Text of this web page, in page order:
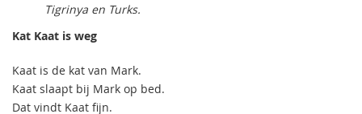
Tigrinya en Turks.
Kat Kaat is weg
Kaat is de kat van Mark.
Kaat slaapt bij Mark op bed.
Dat vindt Kaat fijn.